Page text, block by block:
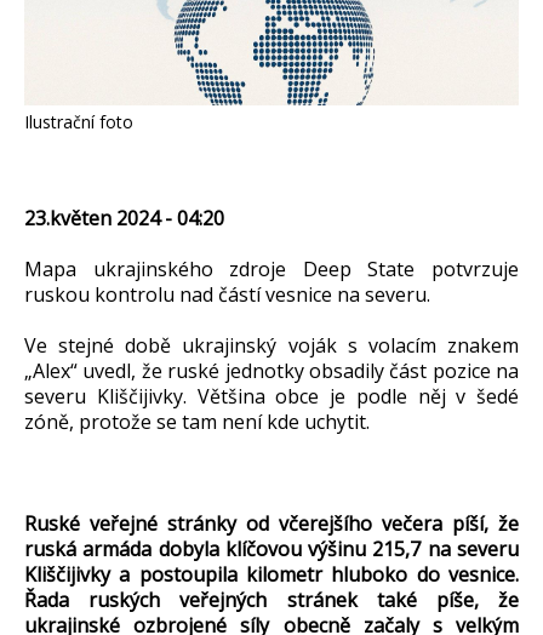
Ilustrační foto
23.květen 2024 - 04:20
Mapa ukrajinského zdroje Deep State potvrzuje
ruskou kontrolu nad částí vesnice na severu.
Ve stejné době ukrajinský voják s volacím znakem
„Alex“ uvedl, že ruské jednotky obsadily část pozice na
severu Kliščijivky. Většina obce je podle něj v šedé
zóně, protože se tam není kde uchytit.
Ruské veřejné stránky od včerejšího večera píší, že
ruská armáda dobyla klíčovou výšinu 215,7 na severu
Kliščijivky a postoupila kilometr hluboko do vesnice.
Řada ruských veřejných stránek také píše, že
ukrajinské ozbrojené síly obecně začaly s velkým